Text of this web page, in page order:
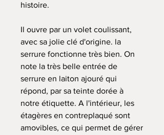
histoire.
Il ouvre par un volet coulissant,
avec sa jolie clé d'origine. la
serrure fonctionne très bien. On
note la très belle entrée de
serrure en laiton ajouré qui
répond, par sa teinte dorée à
notre étiquette. A l'intérieur, les
étagères en contreplaqué sont
amovibles, ce qui permet de gérer